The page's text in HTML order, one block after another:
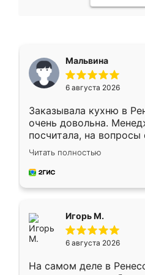
Мальвина
6 августа 2026
Заказывала кухню в
очень довольна.
посчитала, на вопросы
Замерщик приехал в
делу со всей
за день, ребята
Читать полностью
Игорь М.
6 августа 2026
На самом деле в